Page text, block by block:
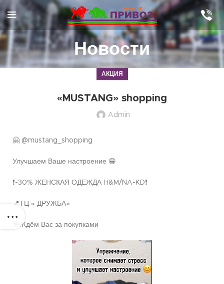
Новости
АКЦИЯ
«MUSTANG» shopping
Admin
🤗 @mustang_shopping
Улучшаем Ваше настроение 😁
❗️-30% ЖЕНСКАЯ ОДЕЖДА H&M/NA-KD❗️
📍ТЦ « ДРУЖБА»
🐎Ждём Вас за покупками